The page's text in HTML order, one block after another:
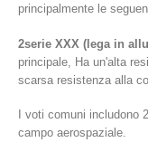
principalmente le
2serie XXX (lega in
principale, Ha un'alta
scarsa resistenza alla
I voti comuni includono
campo aerospaziale.